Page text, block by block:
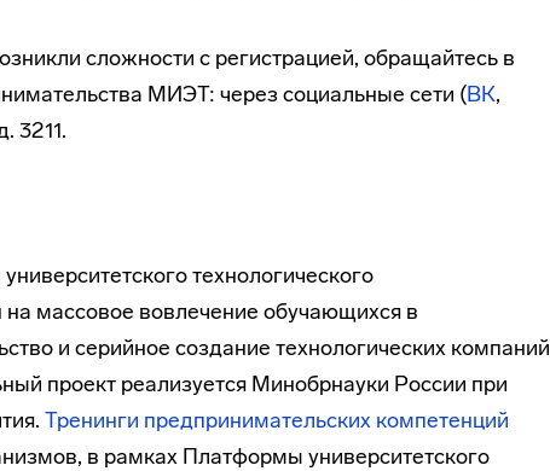
сложности с регистрацией, обращайтесь в
МИЭТ: через социальные сети (ВК,
3211.
технологического
массовое вовлечение обучающихся в
и серийное создание технологических компаний
проект реализуется Минобрнауки России при
Тренинги предпринимательских компетенций
в рамках Платформы университетского